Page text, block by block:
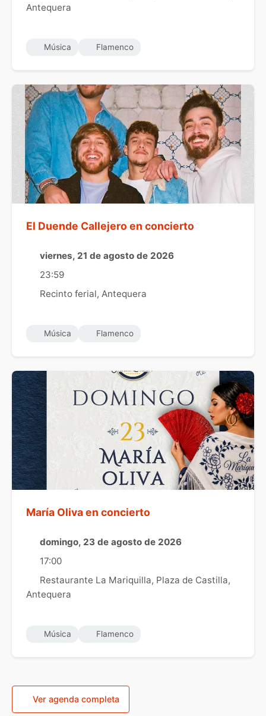
Antequera
Música Flamenco
El Duende Callejero en concierto
viernes, 21 de agosto de 2026
23:59
Recinto ferial, Antequera
Música Flamenco
María Oliva en concierto
domingo, 23 de agosto de 2026
17:00
Restaurante La Mariquilla, Plaza de Castilla,
Antequera
Música Flamenco
Ver agenda completa